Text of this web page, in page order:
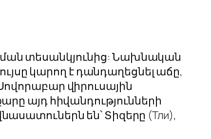
տեսանկյունից: Նախնական
կարող է դանդաղեցնել աճը,
վիրուսային
այդ հիվանդությունների
են՝ Տիզերը (Тли),